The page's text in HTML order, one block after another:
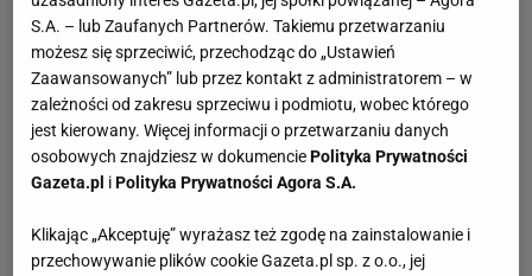
S.A. – lub Zaufanych Partnerów. Takiemu przetwarzaniu
możesz się sprzeciwić, przechodząc do „Ustawień
Zaawansowanych” lub przez kontakt z administratorem – w
zależności od zakresu sprzeciwu i podmiotu, wobec którego
jest kierowany. Więcej informacji o przetwarzaniu danych
osobowych znajdziesz w dokumenciePolityka Prywatności
Gazeta.pl iPolityka Prywatności Agora S.A.
Klikając „Akceptuję” wyrażasz też zgodę na zainstalowanie i
przechowywanie plików cookie Gazeta.pl sp. z o.o., jej